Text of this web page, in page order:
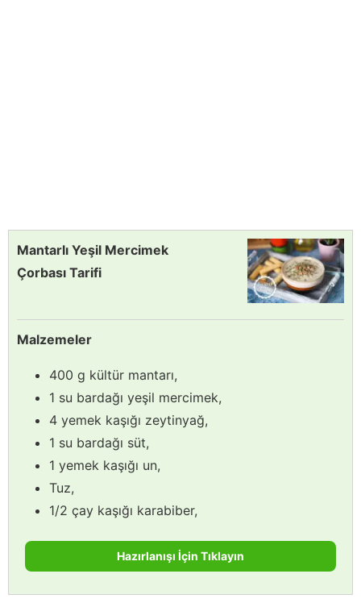
Mantarlı Yeşil Mercimek
Çorbası Tarifi
Malzemeler
400 g kültür mantarı,
1 su bardağı yeşil mercimek,
4 yemek kaşığı zeytinyağ,
1 su bardağı süt,
1 yemek kaşığı un,
Tuz,
1/2 çay kaşığı karabiber,
Hazırlanışı İçin Tıklayın